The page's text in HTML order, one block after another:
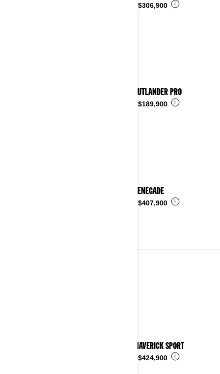
$306,900 i
2025 OUTLANDER PRO
$189,900 i
2025 RENEGADE
$407,900 i
2024 MAVERICK SPORT
$424,900 i